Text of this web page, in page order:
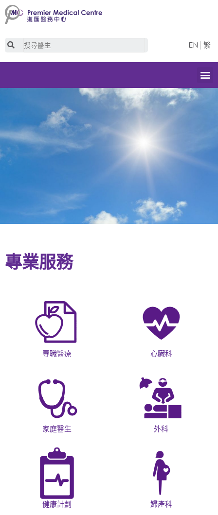
Skip
to
Search
EN 繁
專業服務
專職醫療 心臟科
家庭醫生 外科
健康計劃 婦產科